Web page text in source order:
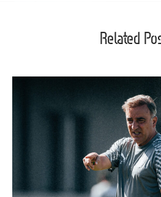
Related